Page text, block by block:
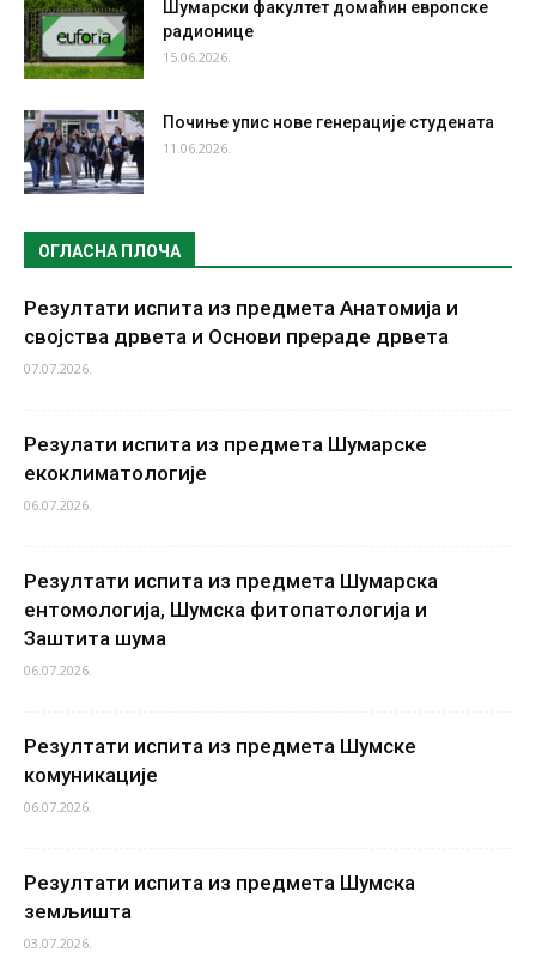
Шумарски факултет домаћин европске
радионице
15.06.2026.
Почиње упис нове генерације студената
11.06.2026.
ОГЛАСНА ПЛОЧА
Резултати испита из предмета Анатомија и
својства дрвета и Основи прераде дрвета
07.07.2026.
Резулати испита из предмета Шумарске
екоклиматологије
06.07.2026.
Резултати испита из предмета Шумарска
ентомологија, Шумска фитопатологија и
Заштита шума
06.07.2026.
Резултати испита из предмета Шумске
комуникације
06.07.2026.
Резултати испита из предмета Шумска
земљишта
03.07.2026.